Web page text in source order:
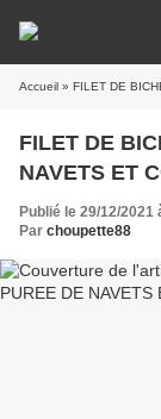
Accueil » FILET DE BICHE
FILET DE
NAVETS ET
Publié le 29/12/2021
Par choupette88